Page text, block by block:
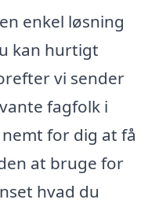
enkel løsning
kan hurtigt
vi sender
fagfolk i
for dig at få
at bruge for
hvad du